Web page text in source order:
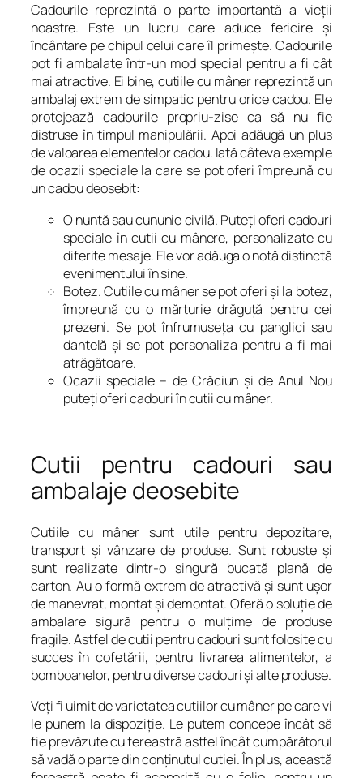
Cadourile reprezintă o parte importantă a vieţii
noastre. Este un lucru care aduce fericire şi
încântare pe chipul celui care îl primeşte. Cadourile
pot fi ambalate într-un mod special pentru a fi cât
mai atractive. Ei bine, cutiile cu mâner reprezintă un
ambalaj extrem de simpatic pentru orice cadou. Ele
protejează cadourile propriu-zise ca să nu fie
distruse în timpul manipulării. Apoi adăugă un plus
de valoarea elementelor cadou. Iată câteva exemple
de ocazii speciale la care se pot oferi împreună cu
un cadou deosebit:
O nuntă sau cununie civilă. Puteţi oferi cadouri
speciale în cutii cu mânere, personalizate cu
diferite mesaje. Ele vor adăuga o notă distinctă
evenimentului în sine.
Botez. Cutiile cu mâner se pot oferi şi la botez,
împreună cu o mărturie drăguţă pentru cei
prezeni. Se pot înfrumuseţa cu panglici sau
dantelă şi se pot personaliza pentru a fi mai
atrăgătoare.
Ocazii speciale – de Crăciun şi de Anul Nou
puteţi oferi cadouri în cutii cu mâner.
Cutii pentru cadouri sau
ambalaje deosebite
Cutiile cu mâner sunt utile pentru depozitare,
transport şi vânzare de produse. Sunt robuste şi
sunt realizate dintr-o singură bucată plană de
carton. Au o formă extrem de atractivă şi sunt uşor
de manevrat, montat şi demontat. Oferă o soluţie de
ambalare sigură pentru o mulţime de produse
fragile. Astfel de cutii pentru cadouri sunt folosite cu
succes în cofetării, pentru livrarea alimentelor, a
bomboanelor, pentru diverse cadouri şi alte produse.
Veţi fi uimit de varietatea cutiilor cu mâner pe care vi
le punem la dispoziţie. Le putem concepe încât să
fie prevăzute cu fereastră astfel încât cumpărătorul
să vadă o parte din conţinutul cutiei. În plus, această